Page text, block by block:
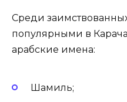
Среди
популярными в
арабские имена:
Шамиль;